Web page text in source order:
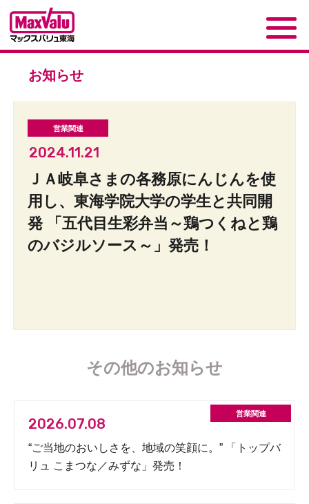
お知らせ
2024.11.21
ＪＡ岐阜さまの各務原にんじんを使
用し、東海学院大学の学生と共同開
発 「五代目生彩弁当～鶏つくねと鶏
のバジルソース～」発売！
その他のお知らせ
2026.07.08
“ご当地のおいしさを、地域の笑顔に。” 「トップバ
リュ こまつな／みずな」発売！